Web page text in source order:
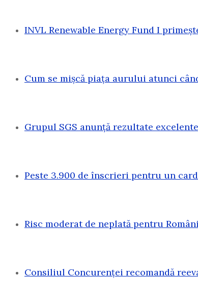
INVL Renewable Energy Fund I
Cum se mișcă piața aurului atunci
Grupul SGS anunță rezultate
Peste 3.900 de înscrieri pentru un
Risc moderat de neplată pentru
Consiliul Concurenței recomandă